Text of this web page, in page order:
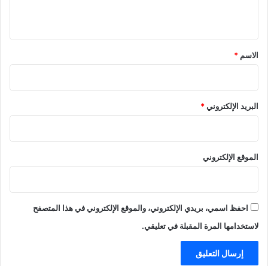
*
الاسم *
البريد الإلكتروني*
الموقع الإلكتروني
احفظ اسمي، بريدي الإلكتروني، والموقع الإلكتروني في هذا المتصفح
لاستخدامها المرة المقبلة في تعليقي.